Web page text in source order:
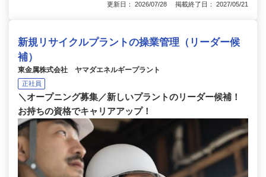
更新日： 2026/07/28 掲載終了日： 2027/05/21
新規リサイクルプラントの操業管理（リーダー候
補）
東金属株式会社 ヤマダエネルギープラント
正社員
＼オープニング募集／新しいプラントのリーダー候補！
お持ちの資格でキャリアアップ！